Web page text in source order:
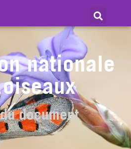
nationale
document